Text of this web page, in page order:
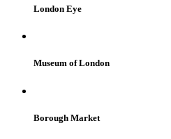
London Eye
Museum of London
Borough Market